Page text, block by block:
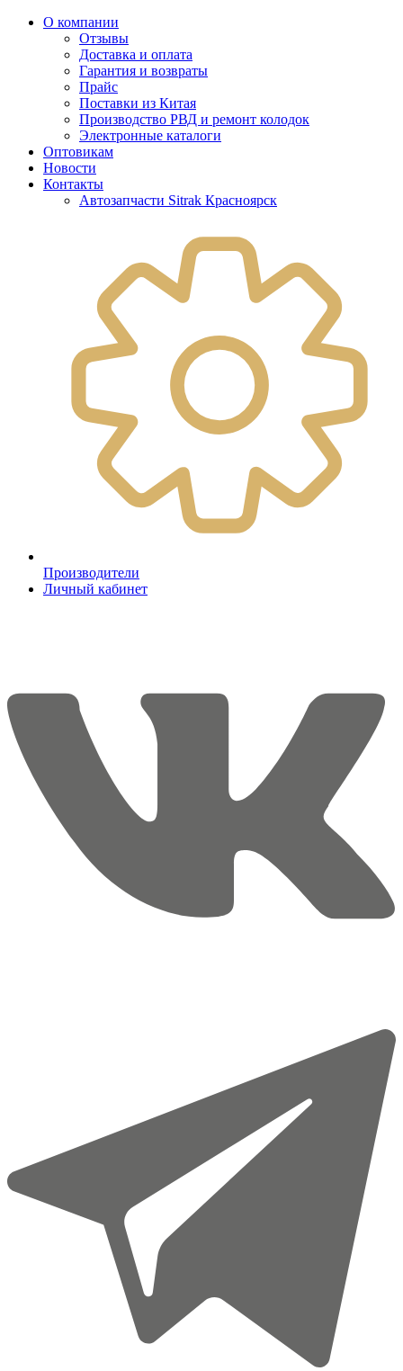
О компании
Отзывы
Доставка и оплата
Гарантия и возвраты
Прайс
Поставки из Китая
Производство РВД и ремонт колодок
Электронные каталоги
Оптовикам
Новости
Контакты
Автозапчасти Sitrak Красноярск
Производители
Личный кабинет